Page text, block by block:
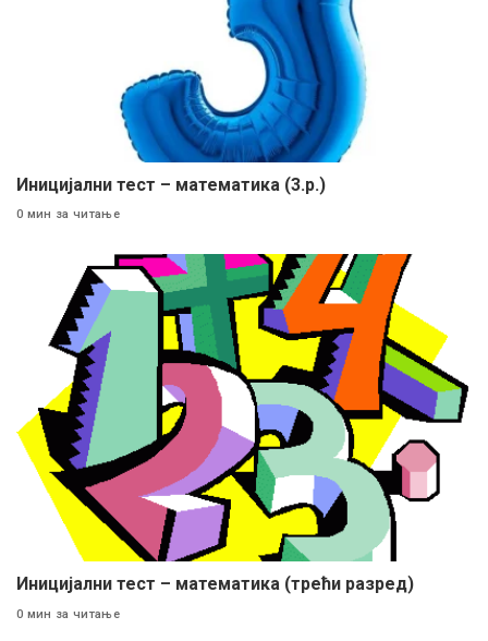
Иницијални тест – математика (3.р.)
0 мин за читање
Иницијални тест – математика (трећи разред)
0 мин за читање